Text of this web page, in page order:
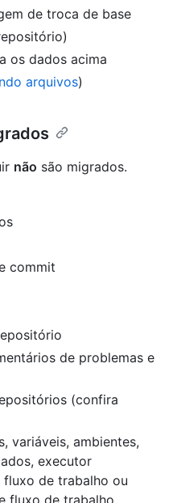
de troca de base
os dados acima
arquivos)
não são migrados.
commit
de problemas e
(confira
variáveis, ambientes,
executor
de trabalho ou
fluxo de trabalho